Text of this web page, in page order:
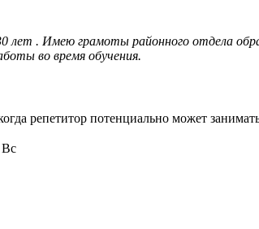
лет . Имею грамоты районного отдела
во время обучения.
репетитор потенциально может
Вс